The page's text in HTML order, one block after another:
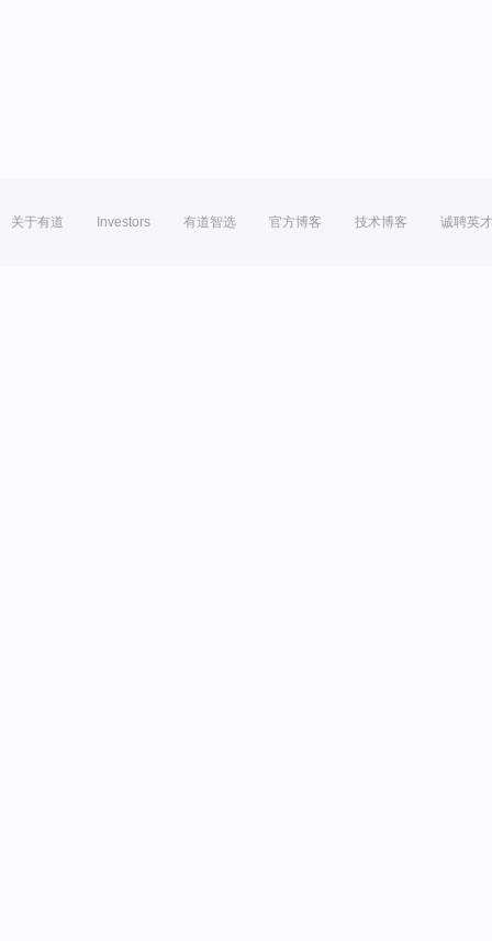
关于有道 Investors 有道智选 官方博客 技术博客 诚聘英才